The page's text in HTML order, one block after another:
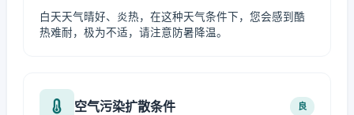
白天天气晴好、炎热，在这种天气条件下，您会感到酷
热难耐，极为不适，请注意防暑降温。
空气污染扩散条件 良